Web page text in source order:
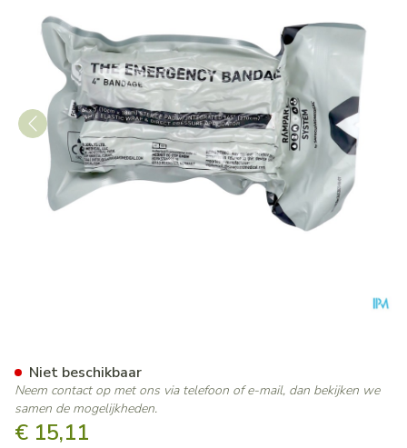
€ 15,11
Niet beschikbaar
Neem contact op met ons via telefoon of e-mail, dan bekijken we
samen de mogelijkheden.